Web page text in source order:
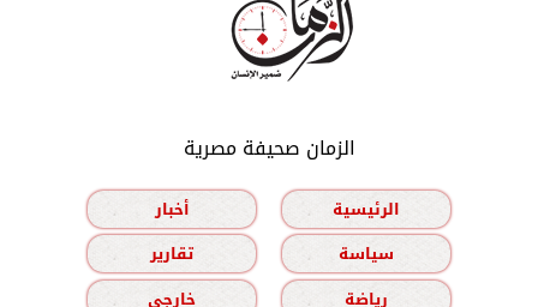
الزمان صحيفة مصرية
الرئيسية
أخبار
سياسة
تقارير
رياضة
خارجي